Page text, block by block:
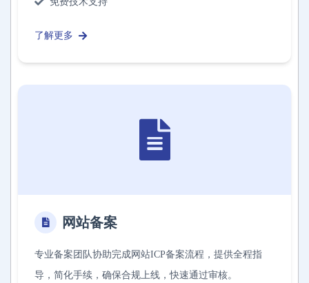
了解更多
网站备案
专业备案团队协助完成网站ICP备案流程，提供全程指
导，简化手续，确保合规上线，快速通过审核。